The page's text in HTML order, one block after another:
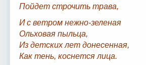
Пойдет строчить трава,
И с ветром нежно-зеленая
Ольховая пыльца,
Из детских лет донесенная,
Как тень, коснется лица.